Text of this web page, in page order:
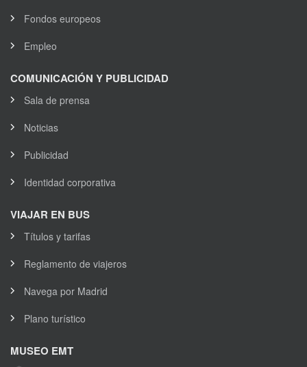
Fondos europeos
Empleo
COMUNICACIÓN Y PUBLICIDAD
Sala de prensa
Noticias
Publicidad
Identidad corporativa
VIAJAR EN BUS
Títulos y tarifas
Reglamento de viajeros
Navega por Madrid
Plano turístico
MUSEO EMT